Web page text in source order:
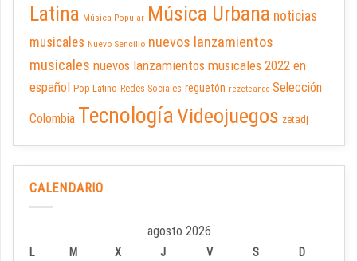
Latina Música Popular Música Urbana noticias
musicales Nuevo Sencillo nuevos lanzamientos
musicales nuevos lanzamientos musicales 2022 en
español Pop Latino Redes Sociales reguetón rezeteando Selección
Colombia TecnologíaVideojuegos zetadj
CALENDARIO
agosto 2026
L M X J V S
D